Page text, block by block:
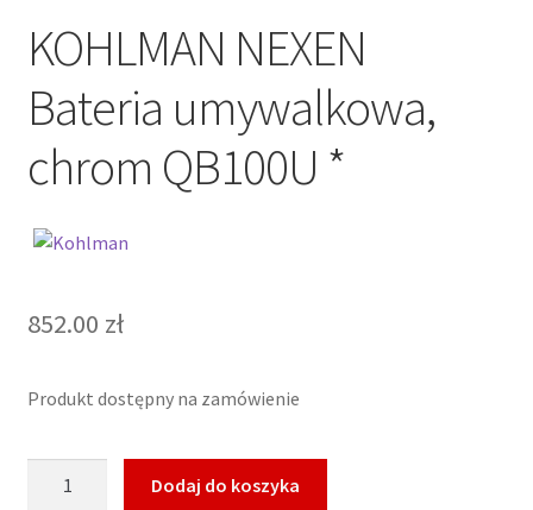
KOHLMAN NEXEN
Bateria umywalkowa,
chrom QB100U *
852.00 zł
Produkt dostępny na zamówienie
Dodaj do koszyka